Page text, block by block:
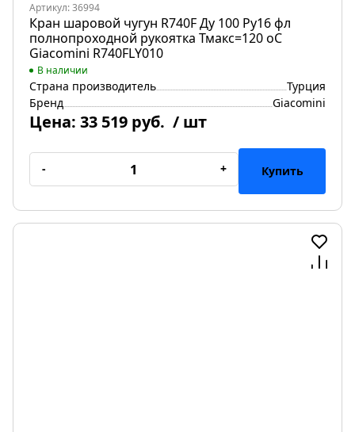
Артикул: 36994
Кран шаровой чугун R740F Ду 100 Ру16 фл
полнопроходной рукоятка Тмакс=120 оС
Giacomini R740FLY010
В наличии
Страна производитель
Турция
Бренд
Giacomini
Цена: 33 519 руб. / шт
- + Купить